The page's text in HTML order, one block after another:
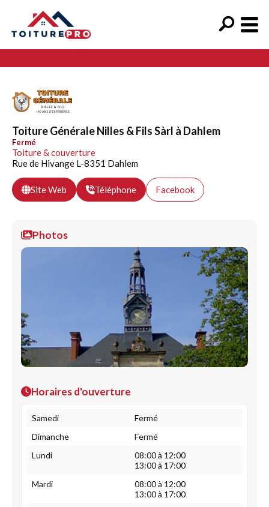
Toiture Générale Nilles & Fils Sàrl à Dahlem
Fermé
Toiture & couverture
Rue de Hivange L-8351 Dahlem
Site Web Téléphone Facebook
Photos
Horaires d'ouverture
Samedi
Fermé
Dimanche
Fermé
Lundi
08:00 à 12:00
13:00 à 17:00
Mardi
08:00 à 12:00
13:00 à 17:00